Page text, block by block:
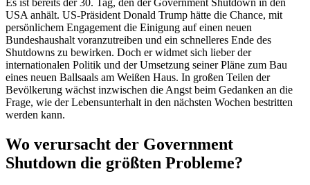
USA anhält. US-Präsident Donald Trump hätte die Chance, mit
persönlichem Engagement die Einigung auf einen neuen
Bundeshaushalt voranzutreiben und ein schnelleres Ende des
Shutdowns zu bewirken. Doch er widmet sich lieber der
internationalen Politik und der Umsetzung seiner Pläne zum Bau
eines neuen Ballsaals am Weißen Haus. In großen Teilen der
Bevölkerung wächst inzwischen die Angst beim Gedanken an die
Frage, wie der Lebensunterhalt in den nächsten Wochen bestritten
werden kann.
Wo verursacht der Government
Shutdown die größten Probleme?